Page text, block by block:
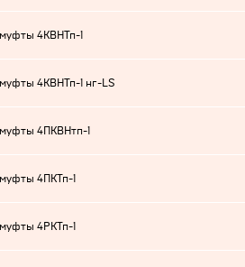
4КВНТп-1
4КВНТп-1 нг-LS
4ПКВНтп-1
4ПКТп-1
4РКТп-1